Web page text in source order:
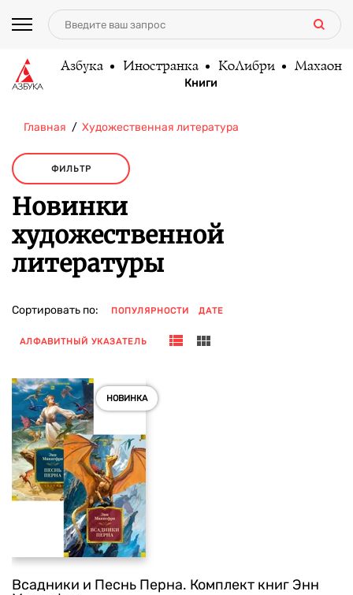
Азбука Иностранка КоЛибри Махаон
Книги
Главная Художественная литература
ФИЛЬТР
Новинки
художественной
литературы
Сортировать по: ПОПУЛЯРНОСТИ ДАТЕ
АЛФАВИТНЫЙ УКАЗАТЕЛЬ
НОВИНКА
Всадники и Песнь Перна. Комплект книг Энн